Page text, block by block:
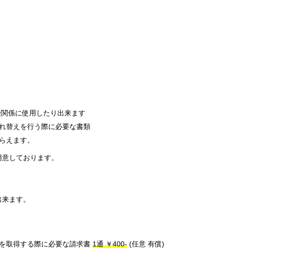
係に使用したり出来ます
替えを行う際に必要な書類
えます。
しております。
ます。
取得する際に必要な請求書 1通 ￥400- (任意 有償)